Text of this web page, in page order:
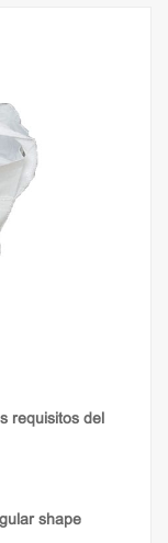
requisitos del
shape